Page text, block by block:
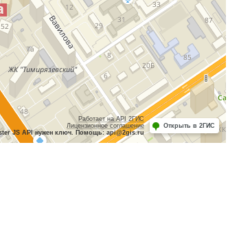
Работает на API 2ГИС
Лицензионное соглашение
JS API нужен ключ. Помощь: api@2gis.ru
Открыть в 2ГИС